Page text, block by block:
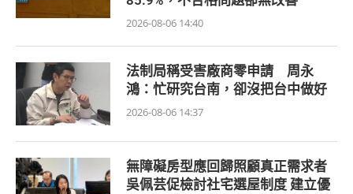
2026-08-06 14:40
法制局稱受害廠商零申請 周永
鴻：忙研究台南，卻沒把台中做好
2026-08-06 14:37
無障礙房型應回歸照顧真正需求者
吳佩芸促檢討社宅選屋制度 建立優